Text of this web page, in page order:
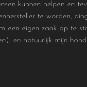
kunnen helpen en
te worden,
een eigen zaak op te
en natuurlijk mijn